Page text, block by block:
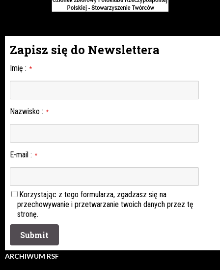
Zapisz się do Newslettera
Imię : *
Nazwisko : *
E-mail : *
Korzystając z tego formularza, zgadzasz się na
przechowywanie i przetwarzanie twoich danych przez tę
stronę.
ARCHIWUM RSF